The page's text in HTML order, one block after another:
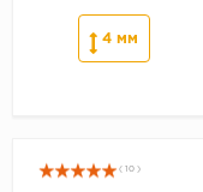
4 мм
( 10 )